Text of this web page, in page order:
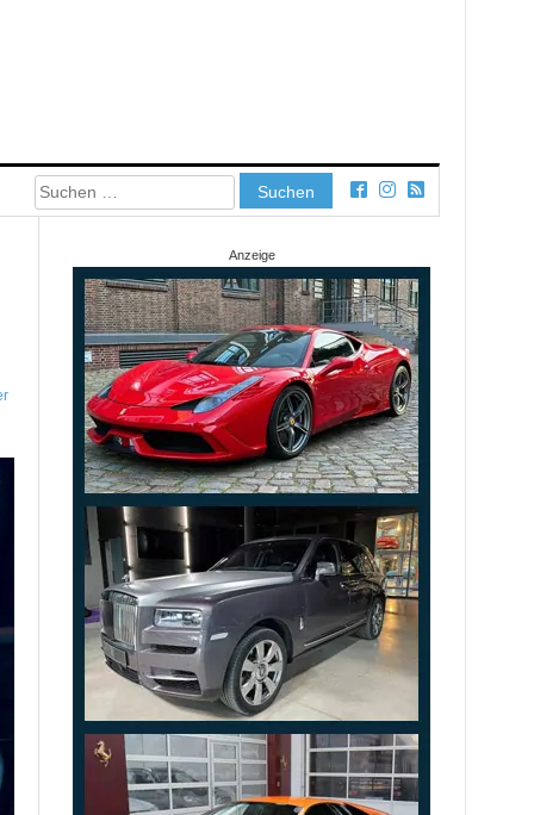
Suchen
nach:
Anzeige